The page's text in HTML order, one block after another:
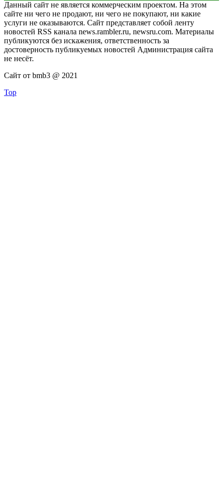
Данный сайт не является коммерческим проектом. На этом
сайте ни чего не продают, ни чего не покупают, ни какие
услуги не оказываются. Сайт представляет собой ленту
новостей RSS канала news.rambler.ru, newsru.com. Материалы
публикуются без искажения, ответственность за
достоверность публикуемых новостей Администрация сайта
не несёт.
Сайт от bmb3 @ 2021
Top